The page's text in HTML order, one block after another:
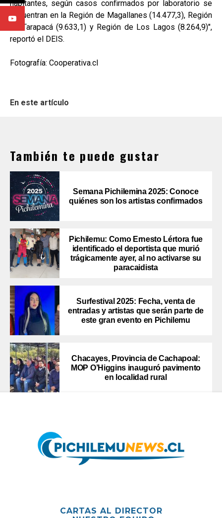
habitantes, según casos confirmados por laboratorio se
encuentran en la Región de Magallanes (14.477,3), Región
de Tarapacá (9.633,1) y Región de Los Lagos (8.264,9)",
reportó el DEIS.
Fotografía: Cooperativa.cl
En este artículo
También te puede gustar
Semana Pichilemina 2025: Conoce
quiénes son los artistas confirmados
Pichilemu: Como Ernesto Lértora fue
identificado el deportista que murió
trágicamente ayer, al no activarse su
paracaidista
Surfestival 2025: Fecha, venta de
entradas y artistas que serán parte de
este gran evento en Pichilemu
Chacayes, Provincia de Cachapoal:
MOP O’Higgins inauguró pavimento
en localidad rural
CARTAS AL DIRECTOR